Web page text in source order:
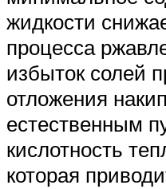
жидкости
процесса
избыток солей
отложения
естественным
кислотность
которая